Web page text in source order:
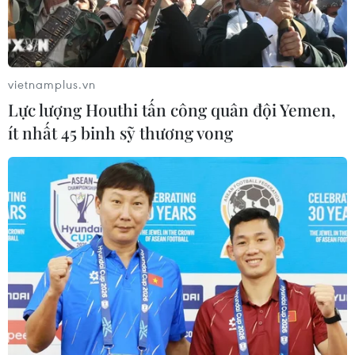
vietnamplus.vn
Lực lượng Houthi tấn công quân đội Yemen,
ít nhất 45 binh sỹ thương vong